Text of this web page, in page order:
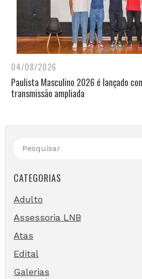
04/08/2026
Paulista Masculino 2026 é lançado
transmissão ampliada
CATEGORIAS
Adulto
Assessoria LNB
Atas
Edital
Galerias